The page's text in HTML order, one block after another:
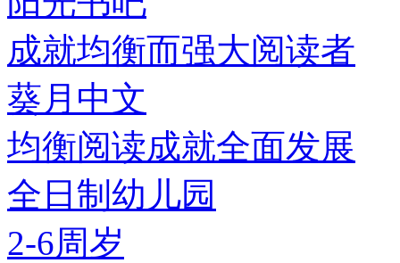
成就均衡而强大阅读者
葵月中文
均衡阅读成就全面发展
全日制幼儿园
2-6周岁